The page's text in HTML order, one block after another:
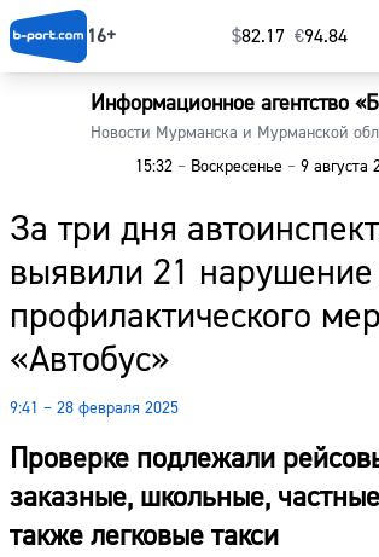
16+ $⁠82.17 €⁠94.84
Информационное агентство
Новости Мурманска и Мурманской
15:32 –Воскресенье –9 августа
За три дня
выявили 21
профилактического
«Автобус»
9:41 – 28 февраля 2025
Проверке подлежали
заказные, школьные,
также легковые такси
Главная
Наши гости
Фоторепортажи
Погода
Курсы валют